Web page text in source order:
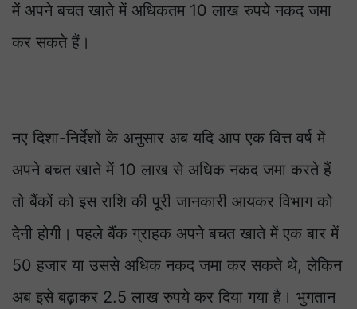
में अपने बचत खाते में अधिकतम 10 लाख रुपये नकद जमा
कर सकते हैं।
नए दिशा-निर्देशों के अनुसार अब यदि आप एक वित्त वर्ष में
अपने बचत खाते में 10 लाख से अधिक नकद जमा करते हैं
तो बैंकों को इस राशि की पूरी जानकारी आयकर विभाग को
देनी होगी। पहले बैंक ग्राहक अपने बचत खाते में एक बार में
50 हजार या उससे अधिक नकद जमा कर सकते थे, लेकिन
अब इसे बढ़ाकर 2.5 लाख रुपये कर दिया गया है। भुगतान